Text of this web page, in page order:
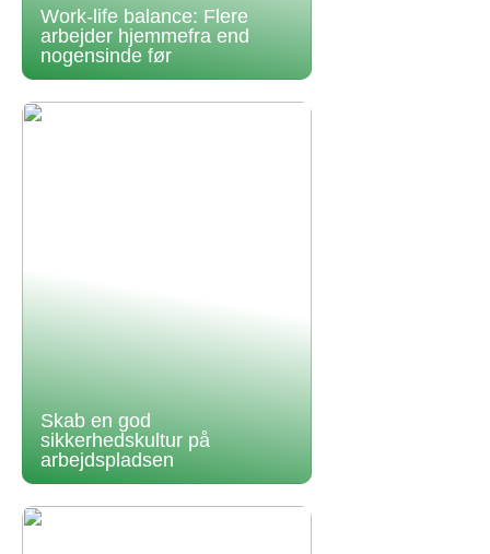
Work-life balance: Flere
arbejder hjemmefra end
nogensinde før
Skab en god
sikkerhedskultur på
arbejdspladsen